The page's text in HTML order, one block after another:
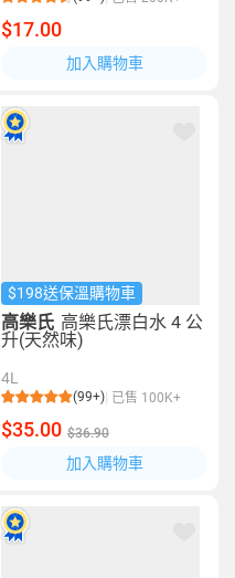
$17.00
加入購物車
$198送保溫購物車
高樂氏 高樂氏漂白水 4 公
升(天然味)
4L
(99+) 已售 100K+
$35.00 $36.90
加入購物車